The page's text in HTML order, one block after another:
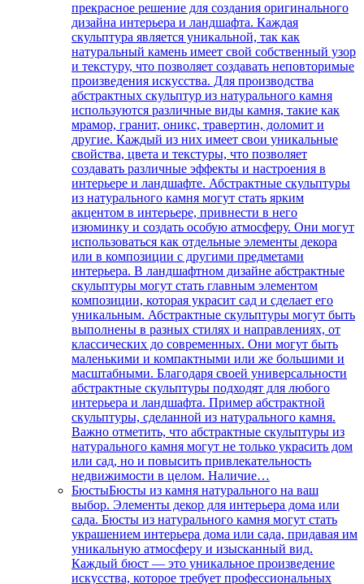
прекрасное решение для создания оригинального
дизайна интерьера и ландшафта. Каждая
скульптура является уникальной, так как
натуральный камень имеет свой собственный узор
и текстуру, что позволяет создавать неповторимые
произведения искусства. Для производства
абстрактных скульптур из натурального камня
используются различные виды камня, такие как
мрамор, гранит, оникс, травертин, доломит и
другие. Каждый из них имеет свои уникальные
свойства, цвета и текстуры, что позволяет
создавать различные эффекты и настроения в
интерьере и ландшафте. Абстрактные скульптуры
из натурального камня могут стать ярким
акцентом в интерьере, привнести в него
изюминку и создать особую атмосферу. Они могут
использоваться как отдельные элементы декора
или в композиции с другими предметами
интерьера. В ландшафтном дизайне абстрактные
скульптуры могут стать главным элементом
композиции, которая украсит сад и сделает его
уникальным. Абстрактные скульптуры могут быть
выполнены в разных стилях и направлениях, от
классических до современных. Они могут быть
маленькими и компактными или же большими и
масштабными. Благодаря своей универсальности
абстрактные скульптуры подходят для любого
интерьера и ландшафта. Пример абстрактной
скульптуры, сделанной из натурального камня.
Важно отметить, что абстрактные скульптуры из
натурального камня могут не только украсить дом
или сад, но и повысить привлекательность
недвижимости в целом. Наличие…
БюстыБюсты из камня натурального на ваш
выбор. Элементы декор для интерьера дома или
сада. Бюсты из натурального камня могут стать
украшением интерьера дома или сада, придавая им
уникальную атмосферу и изысканный вид.
Каждый бюст — это уникальное произведение
искусства, которое требует профессиональных